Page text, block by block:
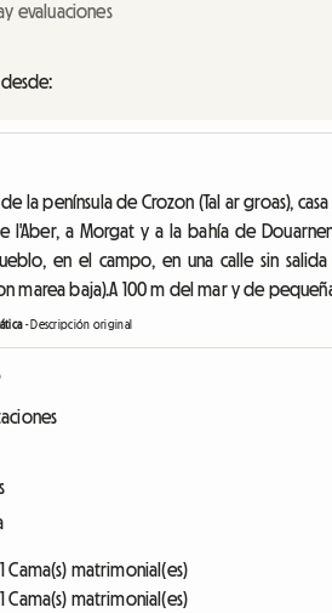
evaluaciones
la península de Crozon (Tal ar groas),
l'Aber, a Morgat y a la bahía de
en el campo, en una calle sin
marea baja).A 100 m del mar y de
-Descripción original
1 Cama(s) matrimonial(es)
1 Cama(s) matrimonial(es)